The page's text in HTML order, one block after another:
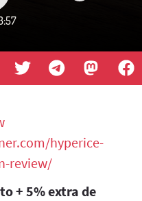
hyperice-
review/
+ 5% extra de